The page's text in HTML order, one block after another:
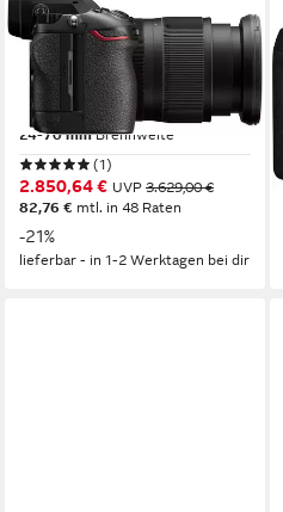
NIKON
Z6III Kit Z 24-70mm 1:4 S
Systemkamera
24,5 MP
Auflösung Foto
6K Auflösung Video
24-70 mm Brennweite
(1)
2.850,64 € UVP 3.629,00 €
82,76 € mtl. in 48 Raten
-21%
lieferbar - in 1-2 Werktagen bei dir